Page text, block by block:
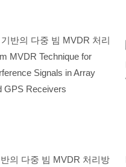
의 다중 빔 MVDR 처리방